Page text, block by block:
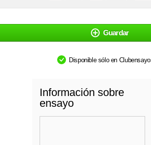
Guardar
Disponible sólo en
Información sobre
ensayo